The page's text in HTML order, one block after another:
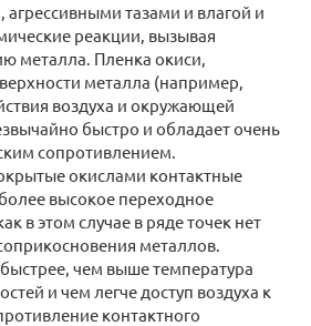
агрессивными тазами и влагой и
реакции, вызывая
металла. Пленка окиси,
металла (например,
воздуха и окружающей
быстро и обладает очень
сопротивлением.
окислами контактные
высокое переходное
в этом случае в ряде точек нет
металлов.
чем выше температура
и чем легче доступ воздуха к
контактного